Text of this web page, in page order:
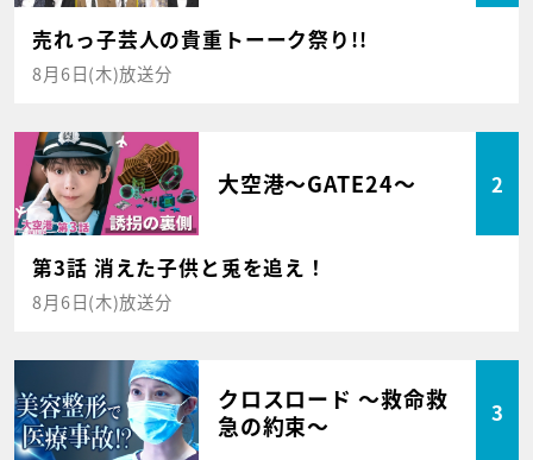
売れっ子芸人の貴重トーーク祭り!!
8月6日(木)放送分
大空港～GATE24～ 2
第3話 消えた子供と兎を追え！
8月6日(木)放送分
クロスロード ～救命救
急の約束～
3